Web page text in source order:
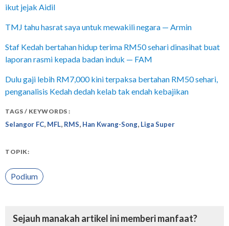
ikut jejak Aidil
TMJ tahu hasrat saya untuk mewakili negara — Armin
Staf Kedah bertahan hidup terima RM50 sehari dinasihat buat
laporan rasmi kepada badan induk — FAM
Dulu gaji lebih RM7,000 kini terpaksa bertahan RM50 sehari,
penganalisis Kedah dedah kelab tak endah kebajikan
TAGS / KEYWORDS :
Selangor FC MFL RMS Han Kwang-Song Liga Super
TOPIK:
Podium
Sejauh manakah artikel ini memberi manfaat?